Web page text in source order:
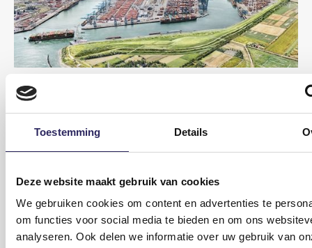
Toestemming Details
Deze website maakt gebruik van cookies
We gebruiken cookies om content en advertenties te
om functies voor social media te bieden en om ons
analyseren. Ook delen we informatie over uw gebruik van
Vlaamse Regering stelt ontwerp van
projectbesluit CCL vast
De Vlaamse Regering heeft op vrijdag 29 mei het ontwerp van
projectbesluit voor de Containercluster Linkerscheldeoever
(CCL) goedgekeurd.